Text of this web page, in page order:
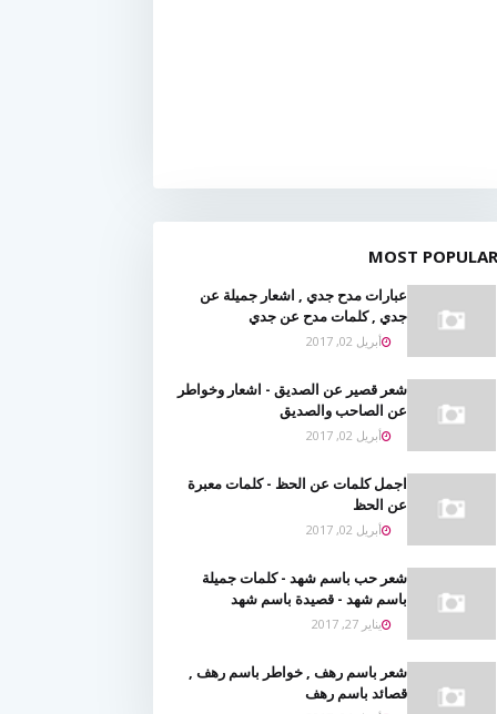
MOST POPULAR
عبارات مدح جدي , اشعار جميلة عن
جدي , كلمات مدح عن جدي
أبريل 02, 2017
شعر قصير عن الصديق - اشعار وخواطر
عن الصاحب والصديق
أبريل 02, 2017
اجمل كلمات عن الحظ - كلمات معبرة
عن الحظ
أبريل 02, 2017
شعر حب باسم شهد - كلمات جميلة
باسم شهد - قصيدة باسم شهد
يناير 27, 2017
شعر باسم رهف , خواطر باسم رهف ,
قصائد باسم رهف